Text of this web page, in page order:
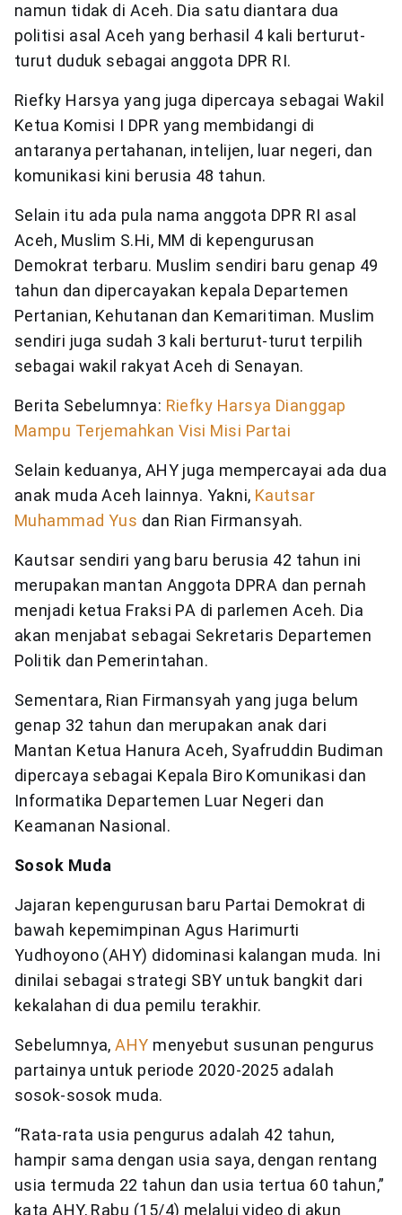
namun tidak di Aceh. Dia satu diantara dua
politisi asal Aceh yang berhasil 4 kali berturut-
turut duduk sebagai anggota DPR RI.
Riefky Harsya yang juga dipercaya sebagai Wakil
Ketua Komisi I DPR yang membidangi di
antaranya pertahanan, intelijen, luar negeri, dan
komunikasi kini berusia 48 tahun.
Selain itu ada pula nama anggota DPR RI asal
Aceh, Muslim S.Hi, MM di kepengurusan
Demokrat terbaru. Muslim sendiri baru genap 49
tahun dan dipercayakan kepala Departemen
Pertanian, Kehutanan dan Kemaritiman. Muslim
sendiri juga sudah 3 kali berturut-turut terpilih
sebagai wakil rakyat Aceh di Senayan.
Berita Sebelumnya: Riefky Harsya Dianggap
Mampu Terjemahkan Visi Misi Partai
Selain keduanya, AHY juga mempercayai ada dua
anak muda Aceh lainnya. Yakni, Kautsar
Muhammad Yus dan Rian Firmansyah.
Kautsar sendiri yang baru berusia 42 tahun ini
merupakan mantan Anggota DPRA dan pernah
menjadi ketua Fraksi PA di parlemen Aceh. Dia
akan menjabat sebagai Sekretaris Departemen
Politik dan Pemerintahan.
Sementara, Rian Firmansyah yang juga belum
genap 32 tahun dan merupakan anak dari
Mantan Ketua Hanura Aceh, Syafruddin Budiman
dipercaya sebagai Kepala Biro Komunikasi dan
Informatika Departemen Luar Negeri dan
Keamanan Nasional.
Sosok Muda
Jajaran kepengurusan baru Partai Demokrat di
bawah kepemimpinan Agus Harimurti
Yudhoyono (AHY) didominasi kalangan muda. Ini
dinilai sebagai strategi SBY untuk bangkit dari
kekalahan di dua pemilu terakhir.
Sebelumnya,AHY menyebut susunan pengurus
partainya untuk periode 2020-2025 adalah
sosok-sosok muda.
“Rata-rata usia pengurus adalah 42 tahun,
hampir sama dengan usia saya, dengan rentang
usia termuda 22 tahun dan usia tertua 60 tahun,”
kata AHY, Rabu (15/4) melalui video di akun